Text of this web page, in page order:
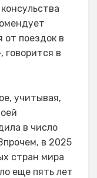
поездок в
в
учитывая,
в число
в 2025
стран мира
еще пять лет